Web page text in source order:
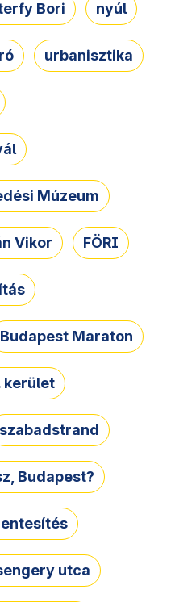
Bori nyúl
urbanisztika
Múzeum
Vikor FÖRI
Budapest Maraton
szabadstrand
Budapest?
utca